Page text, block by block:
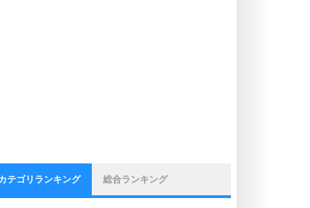
テゴリランキング 総合ランキング